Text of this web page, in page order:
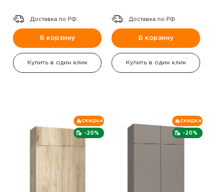
Доставка по РФ.
В корзину
Купить в один клик
Доставка по РФ.
В корзину
Купить в один клик
-20%
СКИДКА
-20%
СКИДКА